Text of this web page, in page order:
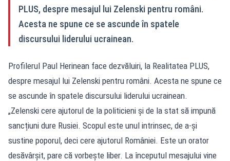
PLUS, despre mesajul lui Zelenski pentru români.
Acesta ne spune ce se ascunde în spatele
discursului liderului ucrainean.
Profilerul Paul Herinean face dezvăluiri, la Realitatea PLUS,
despre mesajul lui Zelenski pentru români. Acesta ne spune ce
se ascunde în spatele discursului liderului ucrainean.
„Zelenski cere ajutorul de la politicieni și de la stat să impună
sancțiuni dure Rusiei. Scopul este unul intrinsec, de a-și
sustine poporul, deci cere ajutorul României. Este un orator
desăvârșit, pare că vorbește liber. La începutul mesajului vine